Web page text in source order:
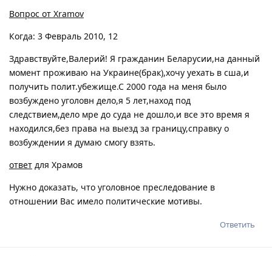
Вопрос от Xramov
Когда: 3 Февраль 2010, 12
Здравствуйте,Валерий! Я гражданин Беларусии,на данный
момент проживаю на Украине(брак),хочу уехать в сша,и
получить полит.убежище.С 2000 года на меня было
возбуждено уголовн дело,я 5 лет,наход под
следствием,дело мре до суда не дошло,и все это время я
находился,без права на выезд за границу,справку о
возбуждении я думаю смогу взять.
ответ для Храмов
Нужно доказать, что уголовное преследование в
отношении Вас имело политические мотивы.
Ответить